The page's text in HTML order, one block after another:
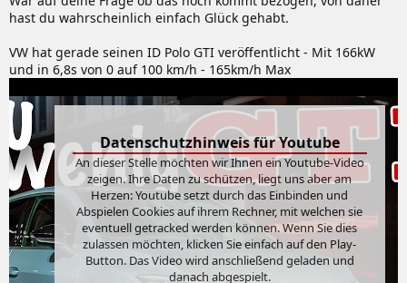
hast du wahrscheinlich einfach Glück gehabt.
VW hat gerade seinen ID Polo GTI veröffentlicht - Mit 166kW
und in 6,8s von 0 auf 100 km/h - 165km/h Max
Datenschutzhinweis für Youtube
An dieser Stelle möchten wir Ihnen ein Youtube-Video
zeigen. Ihre Daten zu schützen, liegt uns aber am
Herzen: Youtube setzt durch das Einbinden und
Abspielen Cookies auf ihrem Rechner, mit welchen sie
eventuell getracked werden können. Wenn Sie dies
zulassen möchten, klicken Sie einfach auf den Play-
Button. Das Video wird anschließend geladen und
danach abgespielt.